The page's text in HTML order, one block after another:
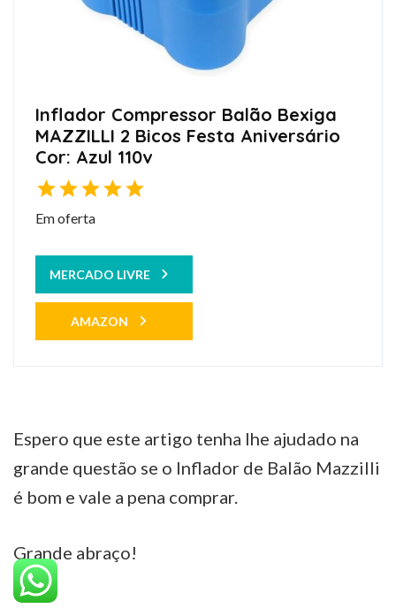
Inflador Compressor Balão Bexiga
MAZZILLI 2 Bicos Festa Aniversário
Cor: Azul 110v
Em oferta
MERCADO LIVRE
AMAZON
Espero que este artigo tenha lhe ajudado na
grande questão se o Inflador de Balão Mazzilli
é bom e vale a pena comprar.
Grande abraço!